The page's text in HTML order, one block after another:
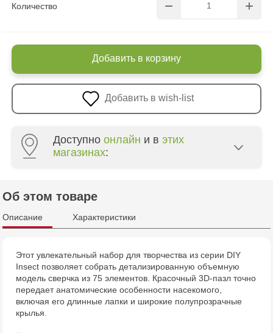
Количество
Добавить в корзину
Добавить в wish-list
Доступно онлайн и в этих
магазинах:
Multistore Centru - bd. Cantemir, 6
Jucărenia Rîșcani - bd. Moscova, 2
Jucărenia Bălți - str. Alexandru Cel Bun, 5
Об этом товаре
Описание Характеристики
Этот увлекательный набор для творчества из серии DIY
Insect позволяет собрать детализированную объемную
модель сверчка из 75 элементов. Красочный 3D-пазл точно
передает анатомические особенности насекомого,
включая его длинные лапки и широкие полупрозрачные
крылья.